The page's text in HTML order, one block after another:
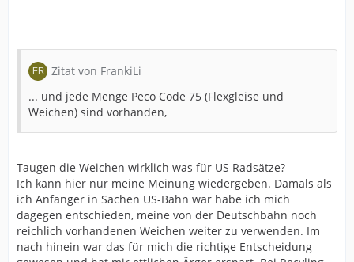
Zitat von FrankiLi
... und jede Menge Peco Code 75 (Flexgleise und
Weichen) sind vorhanden,
Taugen die Weichen wirklich was für US Radsätze?
Ich kann hier nur meine Meinung wiedergeben. Damals als
ich Anfänger in Sachen US-Bahn war habe ich mich
dagegen entschieden, meine von der Deutschbahn noch
reichlich vorhandenen Weichen weiter zu verwenden. Im
nach hinein war das für mich die richtige Entscheidung